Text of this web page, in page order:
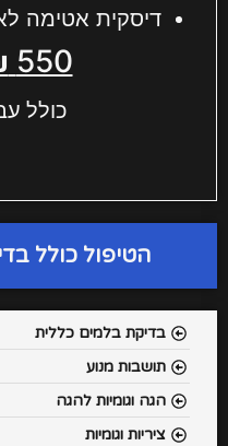
דיסקית אטימה
550
כולל
הטיפול כולל
בדיקת בלמים כללית
תושבות מנוע
הגה וגומיות להגה
ציריות וגומיות